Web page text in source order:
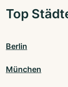
Top
Berlin
München